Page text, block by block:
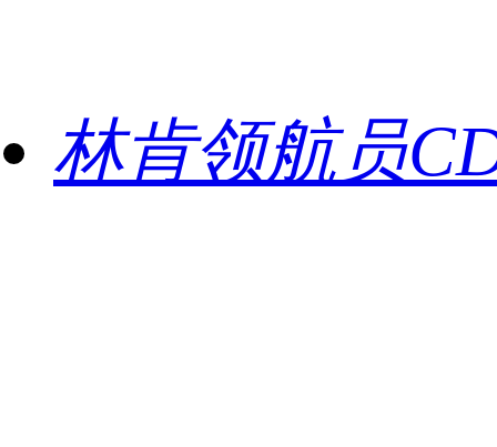
林肯领航员